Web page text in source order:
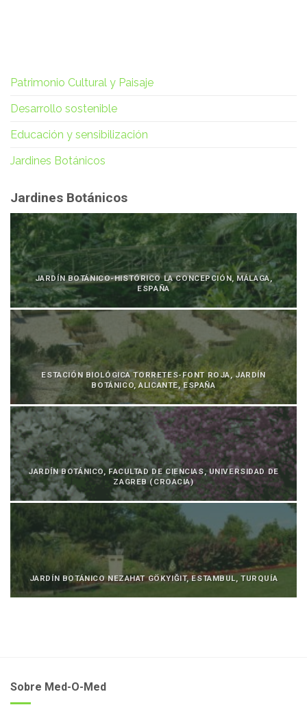
Patrimonio Cultural y Paisaje
Desarrollo sostenible
Educación y sensibilización
Jardines Botánicos
Jardines Botánicos
JARDÍN BOTÁNICO-HISTÓRICO LA CONCEPCIÓN, MÁLAGA,
ESPAÑA
ESTACIÓN BIOLÓGICA TORRETES-FONT ROJA, JARDÍN
BOTÁNICO, ALICANTE, ESPAÑA
JARDÍN BOTÁNICO, FACULTAD DE CIENCIAS, UNIVERSIDAD DE
ZAGREB (CROACIA)
JARDÍN BOTÁNICO NEZAHAT GÖKYIĞIT, ESTAMBUL, TURQUÍA
Sobre Med-O-Med